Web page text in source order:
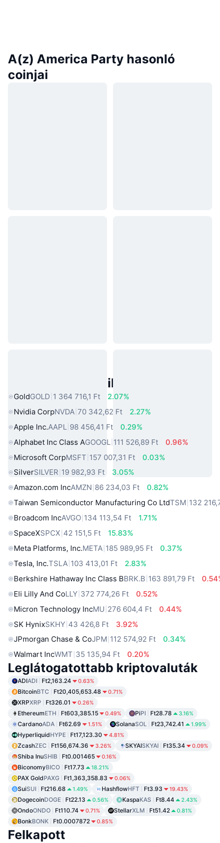
A(z) America Party hasonló
coinjai
Népszerű Való Világbeli Eszközök
GoldGOLD 1 364 716,1 Ft
2.07%
Nvidia CorpNVDA 70 342,62 Ft
2.27%
Apple Inc.AAPL 98 456,41 Ft
0.29%
Alphabet Inc Class AGOOGL 111 526,89 Ft
0.96%
Microsoft CorpMSFT 157 007,31 Ft
0.03%
SilverSILVER 19 982,93 Ft
3.05%
Amazon.com IncAMZN 86 234,03 Ft
0.82%
Taiwan Semiconductor Manufacturing Co LtdTSM 132
Broadcom IncAVGO 134 113,54 Ft
1.71%
SpaceXSPCX 42 151,5 Ft
15.83%
Meta Platforms, Inc.META 185 989,95 Ft
0.37%
Tesla, Inc.TSLA 103 413,01 Ft
2.83%
Berkshire Hathaway Inc Class BBRK.B 163 891,79 Ft
Eli Lilly And CoLLY 372 774,26 Ft
0.52%
Micron Technology IncMU 276 604,4 Ft
0.44%
SK HynixSKHY 43 426,8 Ft
3.92%
JPmorgan Chase & CoJPM 112 574,92 Ft
0.34%
Walmart IncWMT 35 135,94 Ft 0.20%
Leglátogatottabb kriptovaluták
ADIADI Ft2,163.24 0.63%
BitcoinBTC Ft20,405,653.48 0.71%
XRPXRP Ft326.01 0.26%
EthereumETH Ft603,385.15 0.49% PiPI Ft28.78 3.16%
CardanoADA Ft62.69 1.51% SolanaSOL Ft23,742.41 1.99%
HyperliquidHYPE Ft17,123.30 4.81%
ZcashZEC Ft156,674.36 3.26% SKYAISKYAI Ft35.34 0.09%
Shiba InuSHIB Ft0.001465 0.16%
BiconomyBICO Ft17.73 18.21%
PAX GoldPAXG Ft1,363,358.83 0.06%
SuiSUI Ft216.68 1.49% HashflowHFT Ft3.93 19.43%
DogecoinDOGE Ft22.13 0.56% KaspaKAS Ft8.44 2.43%
OndoONDO Ft110.74 0.71% StellarXLM Ft51.42 0.81%
BonkBONK Ft0.0007872 0.85%
Felkapott